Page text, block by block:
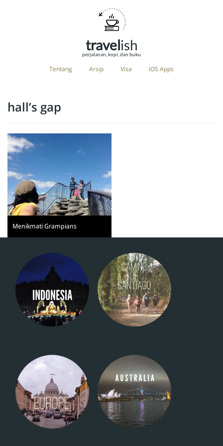
travelish
perjalanan, kopi, dan buku
Tentang Arsip Visa iOS Apps
hall’s gap
Menikmati Grampians